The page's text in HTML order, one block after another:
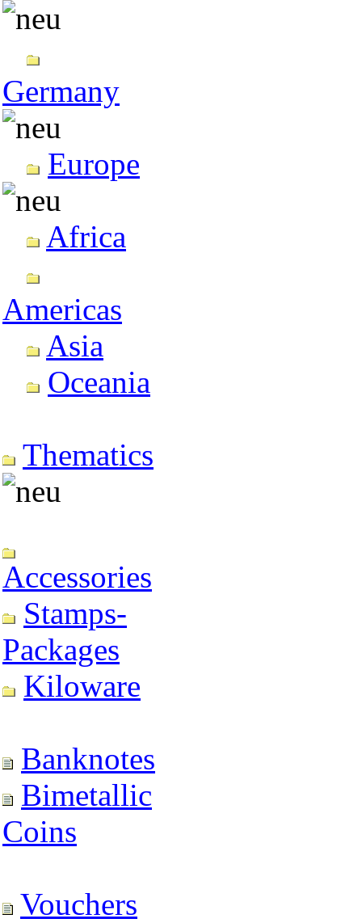
Germany
Europe
Africa
Americas
Asia
Oceania
Thematics
Accessories
Stamps-
Packages
Kiloware
Banknotes
Bimetallic
Coins
Vouchers